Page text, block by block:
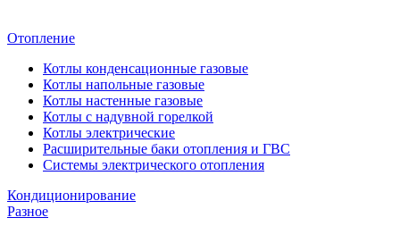
Отопление
Котлы конденсационные газовые
Котлы напольные газовые
Котлы настенные газовые
Котлы с надувной горелкой
Котлы электрические
Расширительные баки отопления и ГВС
Системы электрического отопления
Кондиционирование
Разное